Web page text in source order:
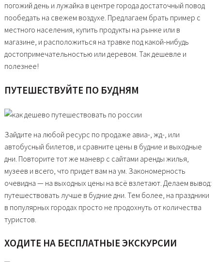
погожий день и лужайка в центре города достаточный повод
пообедать на свежем воздухе. Предлагаем брать пример с
местного населения, купить продукты на рынке или в
магазине, и расположиться на травке под какой-нибудь
достопримечательностью или деревом. Так дешевле и
полезнее!
ПУТЕШЕСТВУЙТЕ ПО БУДНЯМ
Зайдите на любой ресурс по продаже авиа-, жд-, или
автобусный билетов, и сравните цены в будние и выходные
дни. Повторите тот же маневр с сайтами аренды жилья,
музеев и всего, что придет вам на ум. Закономерность
очевидна — на выходных цены на всё взлетают. Делаем вывод:
путешествовать лучше в будние дни. Тем более, на праздники
в популярных городах просто не продохнуть от количества
туристов.
ХОДИТЕ НА БЕСПЛАТНЫЕ ЭКСКУРСИИ